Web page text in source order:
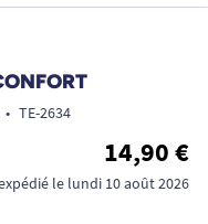
• TE-2634
14,90 €
le lundi 10 août 2026